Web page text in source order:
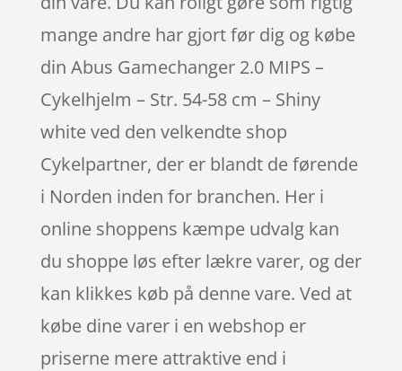
mange andre har gjort før dig og købe
din Abus Gamechanger 2.0 MIPS –
Cykelhjelm – Str. 54-58 cm – Shiny
white ved den velkendte shop
Cykelpartner, der er blandt de førende
i Norden inden for branchen. Her i
online shoppens kæmpe udvalg kan
du shoppe løs efter lækre varer, og der
kan klikkes køb på denne vare. Ved at
købe dine varer i en webshop er
priserne mere attraktive end i